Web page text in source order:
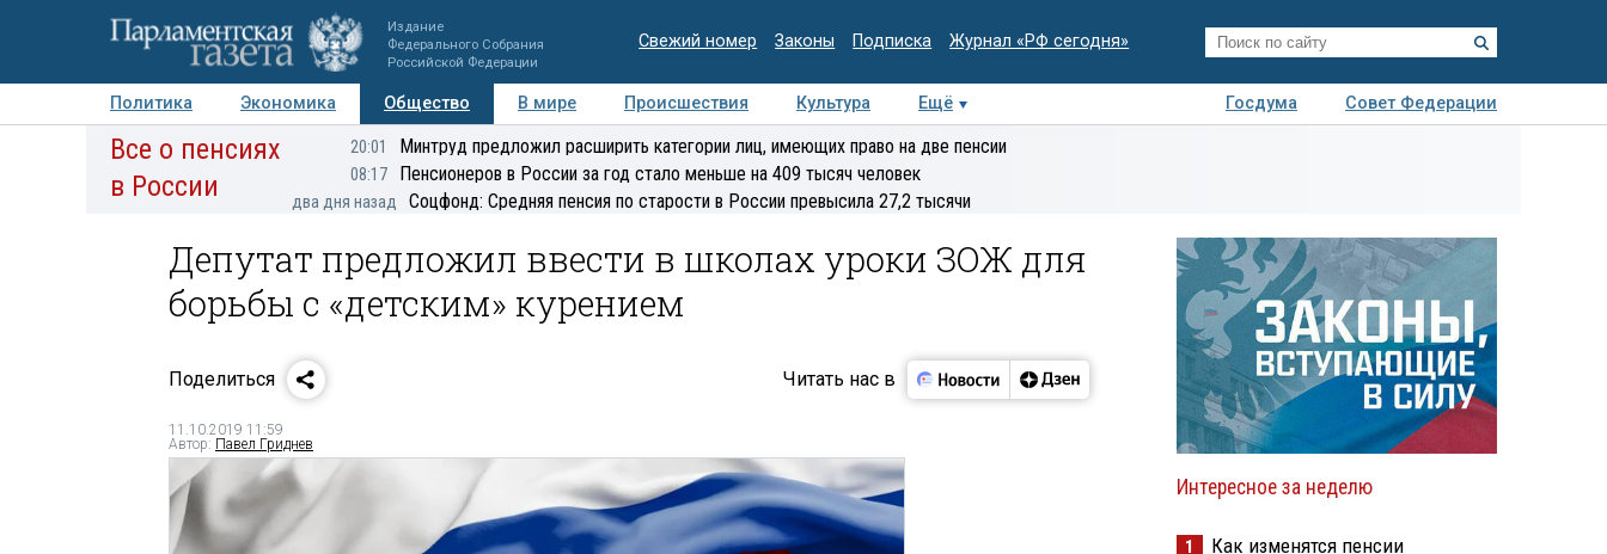
Издание
Федерального Собрания
Российской Федерации
Свежий номер Законы Подписка Журнал «РФ сегодня»
Политика Экономика Общество В мире Происшествия Культура Ещё Госдума
Совет Федерации
Авторы Персоны Мнения Регионы Медиацентр Интервью Колумнисты
Деловая
Все о пенсиях
в России
20:01 Минтруд предложил расширить категории лиц, имеющих право на две пенсии
08:17 Пенсионеров в России за год стало меньше на 409 тысяч человек
два дня назад Соцфонд: Средняя пенсия по старости в России превысила 27,2 тысячи
Депутат предложил ввести в школах уроки ЗОЖ для
борьбы с «детским» курением
Поделиться Читать нас в
11.10.2019 11:59
Автор: Павел Гриднев
Интересное за неделю
1
Как изменятся пенсии